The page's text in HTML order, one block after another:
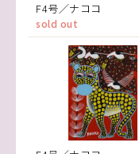
F4号／ナココ
sold out